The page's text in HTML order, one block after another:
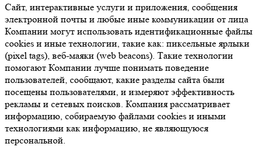
Сайт, интерактивные услуги и приложения, сообщения
электронной почты и любые иные коммуникации от лица
Компании могут использовать идентификационные файлы
cookies и иные технологии, такие как: пиксельные ярлыки
(pixel tags), веб-маяки (web beacons). Такие технологии
помогают Компании лучше понимать поведение
пользователей, сообщают, какие разделы сайта были
посещены пользователями, и измеряют эффективность
рекламы и сетевых поисков. Компания рассматривает
информацию, собираемую файлами cookies и иными
технологиями как информацию, не являющуюся
персональной.